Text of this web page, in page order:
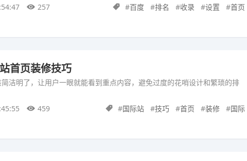
257 #百度 #排名 #收录 #设置 #首页
首页装修技巧
洁明了，让用户一眼就能看到重点内容，避免过度的花哨设计和繁琐的排
459 #国际站 #技巧 #首页 #装修 #国际